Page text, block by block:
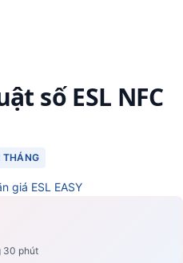
số ESL NFC
THÁNG
giá ESL EASY
30 phút